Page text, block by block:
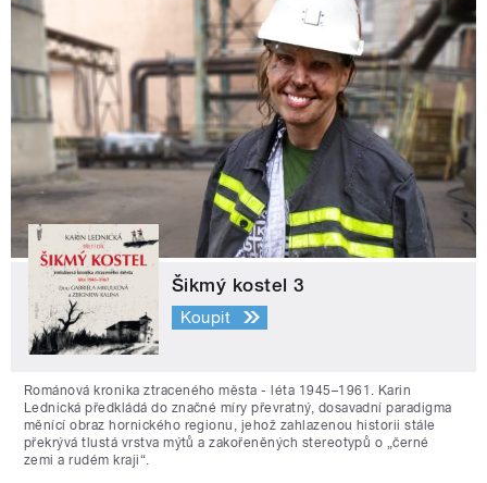
Šikmý kostel 3
Koupit
Románová kronika ztraceného města - léta 1945–1961. Karin
Lednická předkládá do značné míry převratný, dosavadní paradigma
měnící obraz hornického regionu, jehož zahlazenou historii stále
překrývá tlustá vrstva mýtů a zakořeněných stereotypů o „černé
zemi a rudém kraji“.